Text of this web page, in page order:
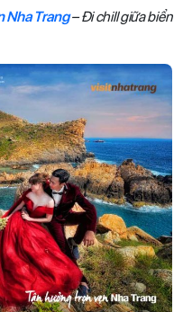
Nha Trang– Đi chill giữa biển